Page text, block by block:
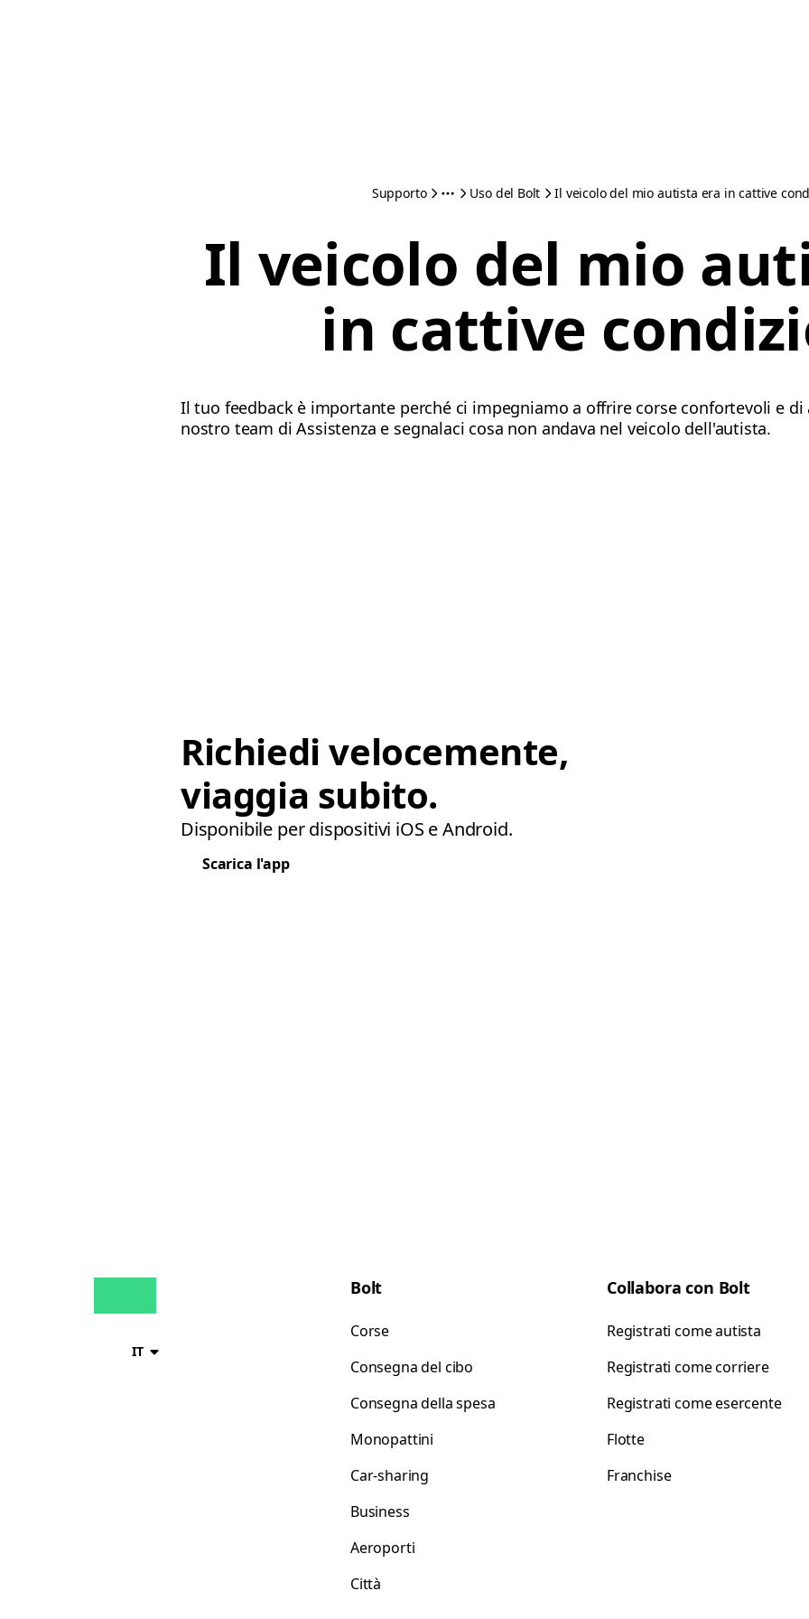
Supporto Uso del Bolt Il veicolo del mio autista era in cattive
Il veicolo del mio
in cattive
Il tuo feedback è importante perché ci impegniamo a offrire corse confortevoli e
nostro team di Assistenza e segnalaci cosa non andava nel veicolo dell'autista.
Richiedi velocemente,
viaggia subito.
Disponibile per dispositivi iOS e Android.
Scarica l'app
IT
Bolt
Corse
Consegna del cibo
Consegna della spesa
Monopattini
Car-sharing
Business
Aeroporti
Città
Collabora con Bolt
Registrati come autista
Registrati come corriere
Registrati come esercente
Flotte
Franchise